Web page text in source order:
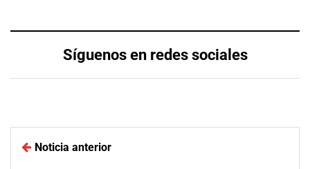
Síguenos en redes sociales
Noticia anterior